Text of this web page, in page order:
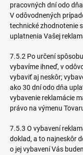
pracovných dní odo
V odôvodnených
technické zhodnotenie
uplatnenia Vašej
7.5.2 Po určení
vybavíme ihneď, v
vybaviť aj neskôr;
ako 30 dní odo dňa
vybavenie reklamácie
právo na výmenu
7.5.3 O vybavení
doklad, a to najneskôr
o jej vybavení Vás